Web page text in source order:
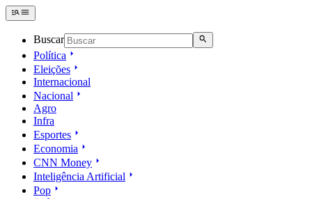
Buscar
Política
Eleições
Internacional
Nacional
Agro
Infra
Esportes
Economia
CNN Money
Inteligência Artificial
Pop